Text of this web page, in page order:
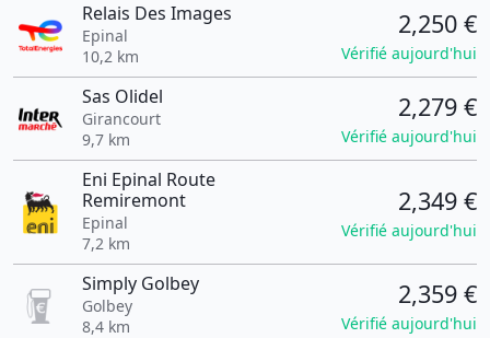
Relais Des Images
Epinal
10,2 km
2,250 €
Vérifié aujourd'hui
Sas Olidel
Girancourt
9,7 km
2,279 €
Vérifié aujourd'hui
Eni Epinal Route
Remiremont
Epinal
7,2 km
2,349 €
Vérifié aujourd'hui
Simply Golbey
Golbey
8,4 km
2,359 €
Vérifié aujourd'hui